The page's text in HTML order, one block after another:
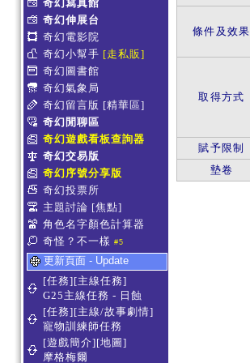
奇幻寫真館
奇幻伸展台
奇幻電影院
奇幻小幫手 [走私販]
奇幻圖書館
奇幻氣象局
奇幻留言版 [精華區]
奇幻閒聊區
奇幻遊戲看板查詢器
奇幻交易版
奇幻序號分享版
奇幻投票所
主題討論 [焦點]
角色名字顏色計算器
奇怪？不一樣 #5
更新頁面 - Update
[任務][主線任務]
G25主線任務 - 日蝕
[任務][主線/故事劇情]
寵物訓練師任務
[遊戲簡介][地圖]
摩格梅爾
條件及效果
取得方式
賦予限制
墊卷